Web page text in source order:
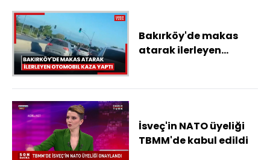
Bakırköy'de makas
atarak ilerleyen
İsveç'in NATO üyeliği
TBMM'de kabul edildi